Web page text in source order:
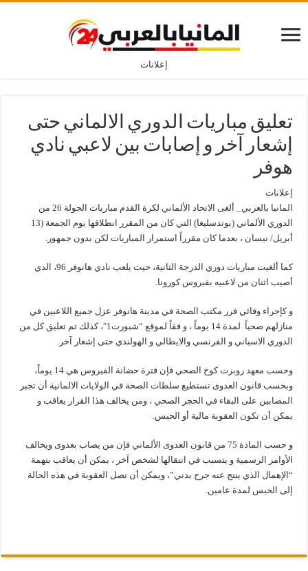
إعلانات
تعليق مباريات الدوري الالماني حتى
إشعار آخر و إصابات بين لاعبي نادي
هوفر
إعلانات
المانيا بالعربي_ ألغى الاتحاد الألماني لكرة القدم مباريات الجولة 26 من
الدوري الألماني (بوندسليغا) التي كان من المقرر انطلاقها يوم الجمعة (13
أبريل/ نيسان ، بعدما كان مقرراً استمرار المباريات لكن بدون جمهور.
كما ألغيت مباريات دوري الدرجة الثانية، حيث يلعب نادي هانوفر 96، الذي
أصيب اثنان من لاعبيه بفيروس كورونا.
و كإجراء وقائي قرر مكتب الصحة في مدينة هانوفر عزل جميع اللاعبين في
منازلهم صحياً لمدة 14 يوماً ، و فقاً لموقع “شبورت1″، كذلك تم تعليق كل من
الدوري الاسباني و الفرنسي والايطالي و الهولندي حتى إشعار آخر.
وحسب معهد روبرت كوخ الصحي فإن فترة حضانة الفيروس هي 14 يوماً،
وبحسب قانون العدوى تستطيع سلطات الصحة في الولايات الالمانية أن تجبر
المصابين على البقاء في الحجر الصحي ، ومن يخالف هذا القرار يعاقب و
يمكن أن تكون العقوبة مالية أو الحبس.
و حسب المادة 75 من قانون العدوى الألماني فإن من يصاب بعدوى ويخالف
الأوامر الرسمية و يتسبب في انتقالها لشخص آخر ، يمكن أن يعاقب بتهمة
“الإهمال الذي ينتج عنه جرح بدني”، ويمكن أن تصل العقوبة في هذه الحالة
إلى الحبس لمدة عامين.